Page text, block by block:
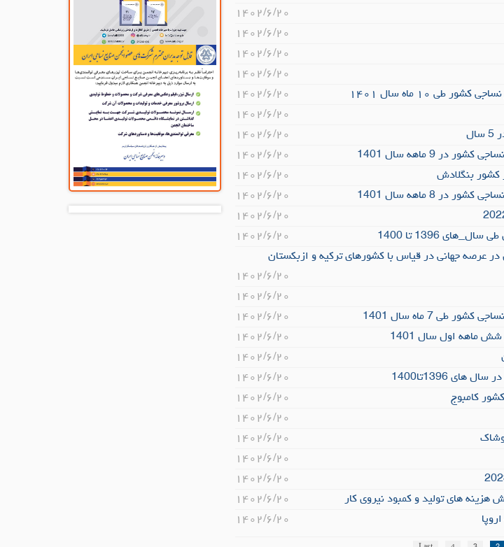
۱۴۰۲/۶/۲۰
۱۴۰۲/۶/۲۰
۱۴۰۲/۶/۲۰
۱۴۰۲/۶/۲۰
۱۴۰۲/۶/۲۰
۱۴۰۲/۶/۲۰
۱۴۰۲/۶/۲۰
۱۴۰۲/۶/۲۰
۱۴۰۲/۶/۲۰
۱۴۰۲/۶/۲۰
۱۴۰۲/۶/۲۰
۱۴۰۲/۶/۲۰
۱۴۰۲/۶/۲۰
۱۴۰۲/۶/۲۰
۱۴۰۲/۶/۲۰
۱۴۰۲/۶/۲۰
۱۴۰۲/۶/۲۰
۱۴۰۲/۶/۲۰
۱۴۰۲/۶/۲۰
۱۴۰۲/۶/۲۰
۱۴۰۲/۶/۲۰
۱۴۰۲/۶/۲۰
۱۴۰۲/۶/۲۰
۱۴۰۲/۶/۲۰
۱۴۰۲/۶/۲۰